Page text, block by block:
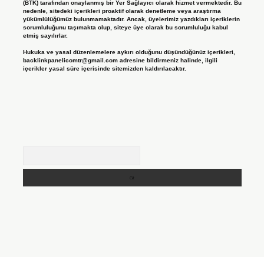
(BTK) tarafından onaylanmış bir Yer Sağlayıcı olarak hizmet vermektedir. Bu
nedenle, sitedeki içerikleri proaktif olarak denetleme veya araştırma
yükümlülüğümüz bulunmamaktadır. Ancak, üyelerimiz yazdıkları içeriklerin
sorumluluğunu taşımakta olup, siteye üye olarak bu sorumluluğu kabul
etmiş sayılırlar.
Hukuka ve yasal düzenlemelere aykırı olduğunu düşündüğünüz içerikleri,
backlinkpanelicomtr@gmail.comadresine bildirmeniz halinde, ilgili
içerikler yasal süre içerisinde sitemizden kaldırılacaktır.